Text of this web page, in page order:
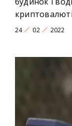
24 02 2022